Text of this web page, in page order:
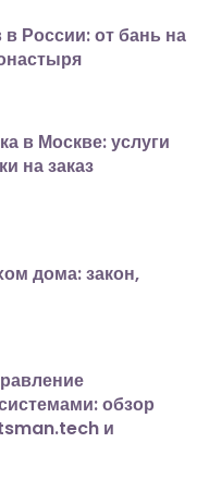
России: от бань на
в Москве: услуги
на заказ
дома: закон,
обзор
и